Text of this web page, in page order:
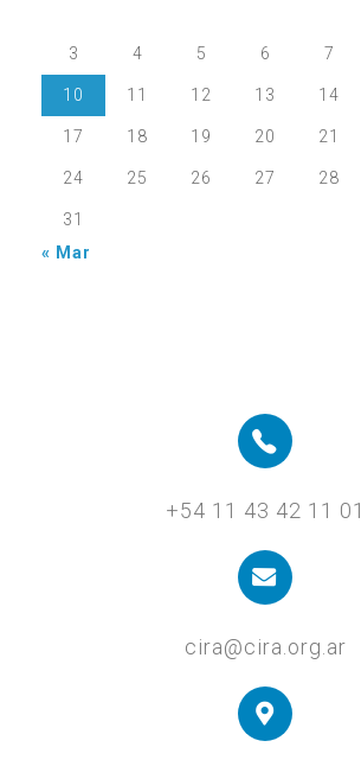
3 4 5 6 7
10 11 12 13 14
17 18 19 20 21
24 25 26 27 28
31
« Mar
+54 11 43 42 11 01
cira@cira.org.ar